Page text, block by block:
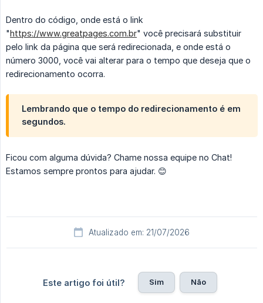
Dentro do código, onde está o link
"https://www.greatpages.com.br" você precisará substituir
pelo link da página que será redirecionada, e onde está o
número 3000, você vai alterar para o tempo que deseja que o
redirecionamento ocorra.
Lembrando que o tempo do redirecionamento é em
segundos.
Ficou com alguma dúvida? Chame nossa equipe no Chat!
Estamos sempre prontos para ajudar. 😊
Atualizado em: 21/07/2026
Este artigo foi útil? Sim Não